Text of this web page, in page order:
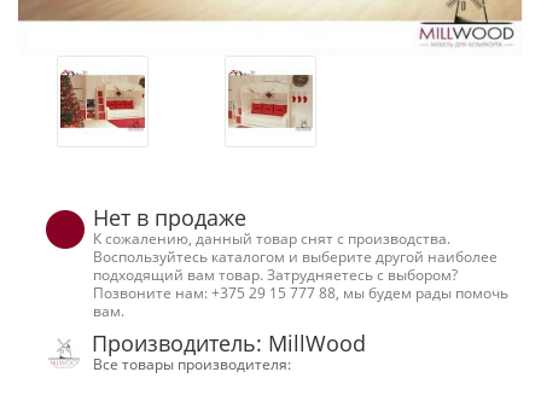
Нет в продаже
К сожалению, данный товар снят с производства.
Воспользуйтесь каталогом и выберите другой наиболее
подходящий вам товар. Затрудняетесь с выбором?
Позвоните нам: +375 29 15 777 88, мы будем рады помочь
вам.
Производитель: MillWood
Все товары производителя: